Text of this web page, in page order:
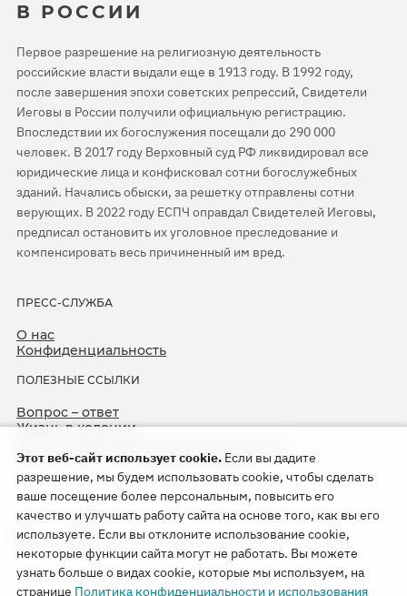
В РОССИИ
Первое разрешение на религиозную деятельность
российские власти выдали еще в 1913 году. В 1992 году,
после завершения эпохи советских репрессий, Свидетели
Иеговы в России получили официальную регистрацию.
Впоследствии их богослужения посещали до 290 000
человек. В 2017 году Верховный суд РФ ликвидировал все
юридические лица и конфисковал сотни богослужебных
зданий. Начались обыски, за решетку отправлены сотни
верующих. В 2022 году ЕСПЧ оправдал Свидетелей Иеговы,
предписал остановить их уголовное преследование и
компенсировать весь причиненный им вред.
ПРЕСС-СЛУЖБА
О нас
Конфиденциальность
ПОЛЕЗНЫЕ ССЫЛКИ
Вопрос – ответ
Жизнь в колонии
75-я годовщина операции «Север»
Этот веб-сайт использует cookie. Если вы дадите
разрешение, мы будем использовать cookie, чтобы сделать
ваше посещение более персональным, повысить его
качество и улучшать работу сайта на основе того, как вы его
используете. Если вы отклоните использование cookie,
некоторые функции сайта могут не работать. Вы можете
узнать больше о видах cookie, которые мы используем, на
странице Политика конфиденциальности и использования